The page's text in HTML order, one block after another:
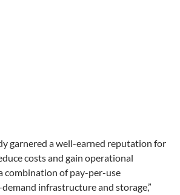
garnered a well-earned reputation for
costs and gain operational
combination of pay-per-use
infrastructure and storage,”